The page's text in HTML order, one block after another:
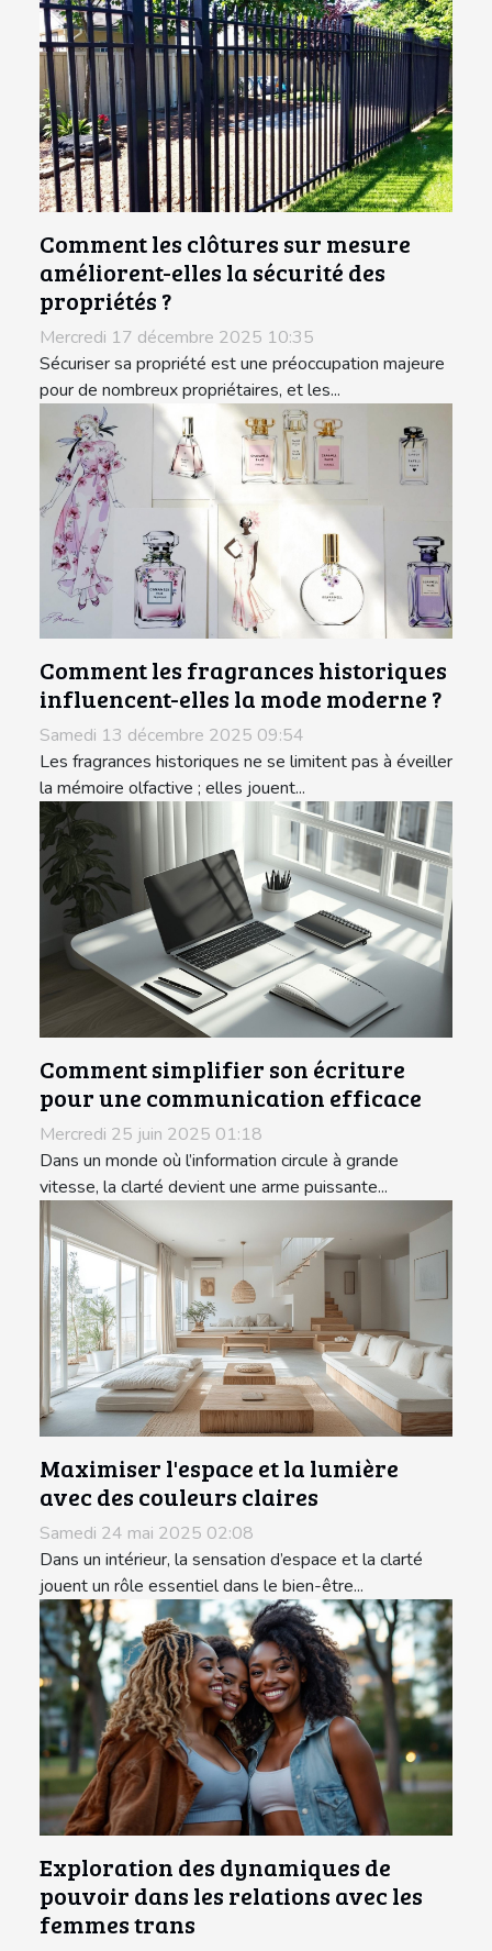
Comment les clôtures sur mesure
améliorent-elles la sécurité des
propriétés ?
Mercredi 17 décembre 2025 10:35
Sécuriser sa propriété est une préoccupation majeure
pour de nombreux propriétaires, et les...
Comment les fragrances historiques
influencent-elles la mode moderne ?
Samedi 13 décembre 2025 09:54
Les fragrances historiques ne se limitent pas à éveiller
la mémoire olfactive ; elles jouent...
Comment simplifier son écriture
pour une communication efficace
Mercredi 25 juin 2025 01:18
Dans un monde où l’information circule à grande
vitesse, la clarté devient une arme puissante...
Maximiser l'espace et la lumière
avec des couleurs claires
Samedi 24 mai 2025 02:08
Dans un intérieur, la sensation d’espace et la clarté
jouent un rôle essentiel dans le bien-être...
Exploration des dynamiques de
pouvoir dans les relations avec les
femmes trans